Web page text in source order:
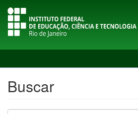
Buscar